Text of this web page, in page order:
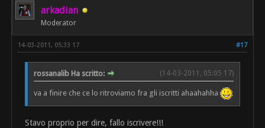
arkadian
Moderator
#17
14-03-2011, 05:33 17
(14-03-2011, 05:05 17)
rossanalib Ha scritto:
va a finire che ce lo ritroviamo fra gli iscritti ahaahahha
Stavo proprio per dire, fallo iscrivere!!!